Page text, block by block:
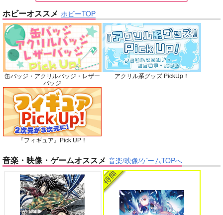
サンプル
再販希望 カート カート
No.10
正面切ってかかってこ
シャリ平原
787円（税込）
落第忍者乱太郎
灯台守とかもめの子 3 ヤリチン☆ビッチ部 7
俺の可愛い弟は 2
バイトの宮川君は店長が好き 2
出来損ないのラブソング Riff 兎太と烏堂
ホビーオススメ ホビーTOP
缶バッジ・アクリルバッジ・レザー
バッジ
アクリル系グッズ PickUp！
『フィギュア』Pick UP！
音楽・映像・ゲームオススメ 音楽/映像/ゲームTOPへ